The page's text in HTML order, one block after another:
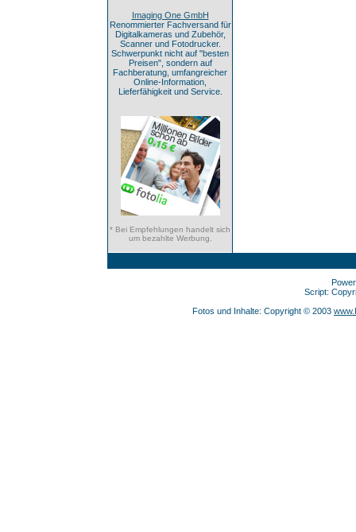
Imaging One GmbH
Renommierter Fachversand für
Digitalkameras und Zubehör,
Scanner und Fotodrucker.
Schwerpunkt nicht auf "besten
Preisen", sondern auf
Fachberatung, umfangreicher
Online-Information,
Lieferfähigkeit und Service.
* Bei Empfehlungen handelt sich
um bezahlte Werbung.
Script:
Fotos und Inhalte: Copyright © 2003